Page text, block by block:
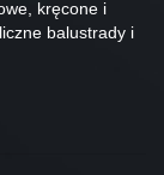
kręcone i
balustrady i